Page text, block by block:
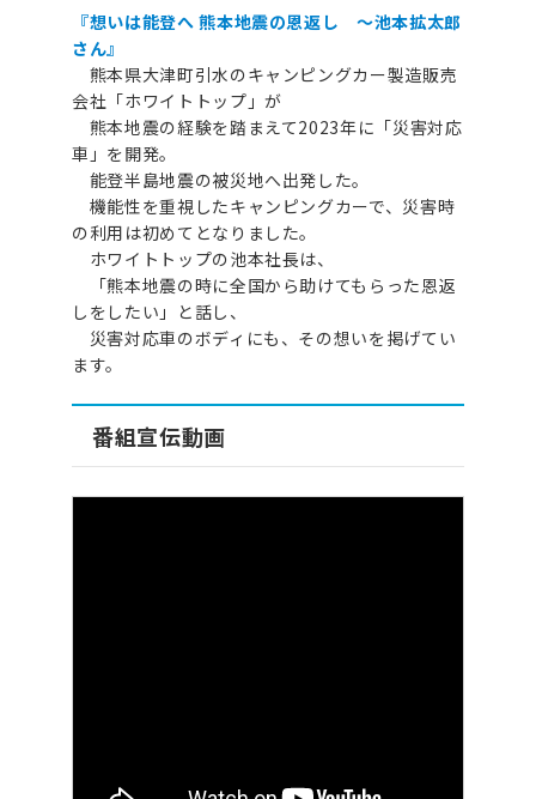
『想いは能登へ 熊本地震の恩返し ～池本拡太郎
さん』
熊本県大津町引水のキャンピングカー製造販売
会社「ホワイトトップ」が
熊本地震の経験を踏まえて2023年に「災害対応
車」を開発。
能登半島地震の被災地へ出発した。
機能性を重視したキャンピングカーで、災害時
の利用は初めてとなりました。
ホワイトトップの池本社長は、
「熊本地震の時に全国から助けてもらった恩返
しをしたい」と話し、
災害対応車のボディにも、その想いを掲げてい
ます。
番組宣伝動画